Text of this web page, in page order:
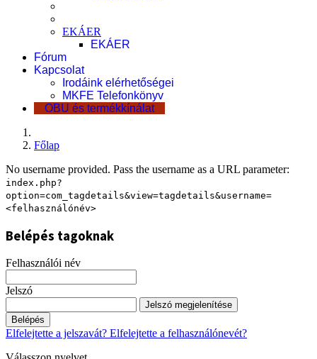
EKÁER
EKÁER
Fórum
Kapcsolat
Irodáink elérhetőségei
MKFE Telefonkönyv
OBU és termékkínálat
Főlap
No username provided. Pass the username as a URL parameter:
index.php?
option=com_tagdetails&view=tagdetails&username=
<felhasználónév>
Belépés tagoknak
Felhasználói név
Jelszó
Jelszó megjelenítése
Belépés
Elfelejtette a jelszavát? Elfelejtette a felhasználónevét?